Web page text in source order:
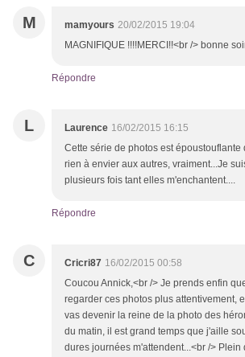
M mamyours 20/02/2015 19:04
MAGNIFIQUE !!!!MERCI!!<br /> bonne
Répondre
L Laurence 16/02/2015 16:15
Cette série de photos est époustouflante
rien à envier aux autres, vraiment...Je
plusieurs fois tant elles m'enchantent....
Répondre
C Cricri87 16/02/2015 00:58
Coucou Annick,<br /> Je prends enfin
regarder ces photos plus attentivement,
vas devenir la reine de la photo des
du matin, il est grand temps que j'aille
dures journées m'attendent...<br /> Plein